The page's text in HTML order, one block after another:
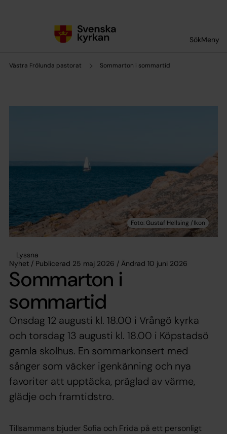
SökMeny
Västra Frölunda pastorat Sommarton i sommartid
Lyssna
Nyhet / Publicerad 25 maj 2026 / Ändrad 10 juni 2026
Sommarton i
sommartid
Onsdag 12 augusti kl. 18.00 i Vrångö kyrka
och torsdag 13 augusti kl. 18.00 i Köpstadsö
gamla skolhus. En sommarkonsert med
sånger som väcker igenkänning och nya
favoriter att upptäcka, präglad av värme,
glädje och framtidstro.
Tillsammans bjuder Sofia och Frida på ett personligt